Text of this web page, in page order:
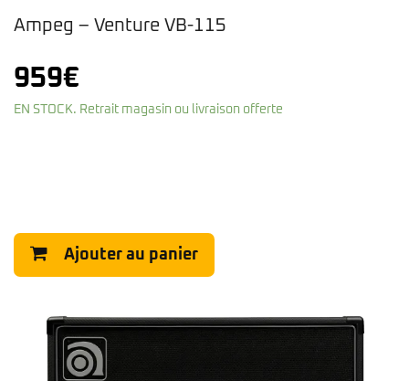
Ampeg – Venture VB-115
959€
EN STOCK. Retrait magasin ou livraison offerte
Ajouter au panier